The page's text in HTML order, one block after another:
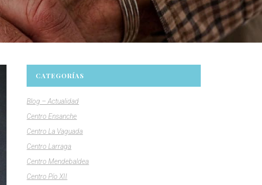
CATEGORÍAS
Blog – Actualidad
Centro Ensanche
Centro La Vaguada
Centro Larraga
Centro Mendebaldea
Centro Pío XII